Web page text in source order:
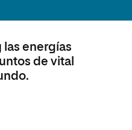
las energías
de vital